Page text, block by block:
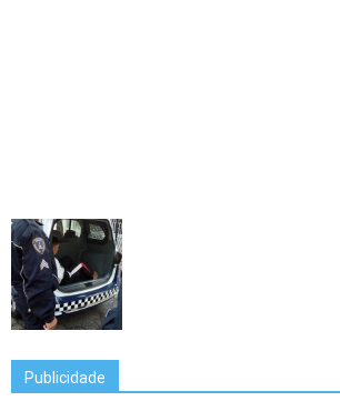
Publicidade